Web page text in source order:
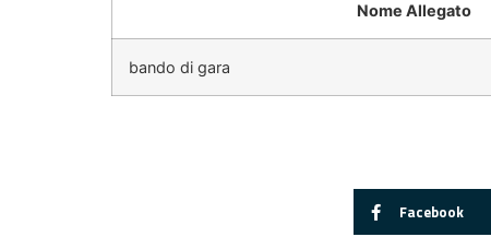
Nome Allegato
bando di gara
Facebook